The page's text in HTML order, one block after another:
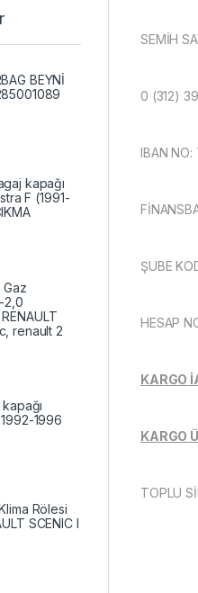
SEMİH
0 (312)
IBAN
ŞUBE
HESAP
KARGO
KARGO
TOPLU
BEYNİ
kapağı
F (1991-
2,0
renault 2
1996
Rölesi
SCENIC I